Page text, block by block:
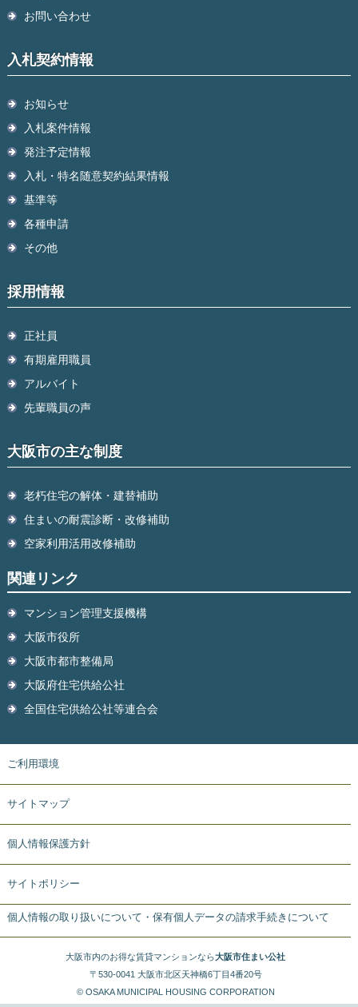
お問い合わせ
入札契約情報
お知らせ
入札案件情報
発注予定情報
入札・特名随意契約結果情報
基準等
各種申請
その他
採用情報
正社員
有期雇用職員
アルバイト
先輩職員の声
大阪市の主な制度
老朽住宅の解体・建替補助
住まいの耐震診断・改修補助
空家利用活用改修補助
関連リンク
マンション管理支援機構
大阪市役所
大阪市都市整備局
大阪府住宅供給公社
全国住宅供給公社等連合会
ご利用環境
サイトマップ
個人情報保護方針
サイトポリシー
個人情報の取り扱いについて・保有個人データの請求手続きについて
大阪市内のお得な賃貸マンションなら大阪市住まい公社
〒530-0041 大阪市北区天神橋6丁目4番20号
© OSAKA MUNICIPAL HOUSING CORPORATION